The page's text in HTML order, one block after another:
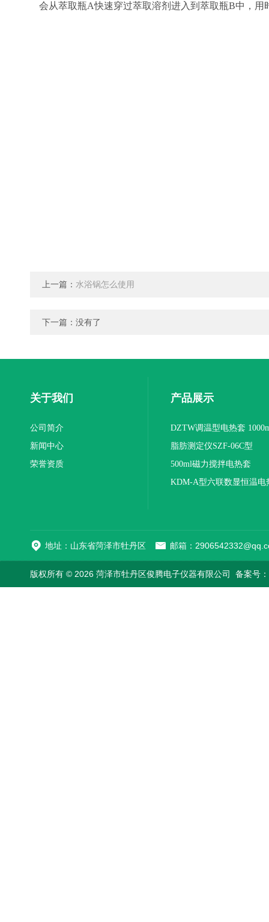
会从萃取瓶A快速穿过萃取溶剂进入到萃取瓶B中，
上一篇： 水浴锅怎么使用
下一篇：没有了
关于我们
公司简介
新闻中心
荣誉资质
产品展示
DZTW调温型电热套
联
脂肪测定仪SZF-06C型
500ml磁力搅拌电热套
KDM-A型六联数显恒温电
地址：山东省菏泽市牡丹区 邮箱：
版权所有 © 2026 菏泽市牡丹区俊腾电子仪器有限公司 备案号